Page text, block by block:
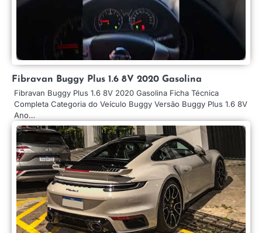
Fibravan Buggy Plus 1.6 8V 2020 Gasolina
Fibravan Buggy Plus 1.6 8V 2020 Gasolina Ficha Técnica
Completa Categoria do Veículo Buggy Versão Buggy Plus 1.6 8V
Ano…